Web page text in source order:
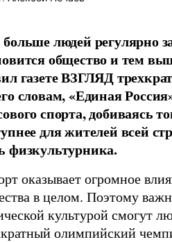
людей регулярно
общество и тем
газете ВЗГЛЯД
словам, «Единая
спорта, добиваясь
для жителей всей
физкультурника.
оказывает огромное
в целом. Поэтому
культурой смогут
олимпийский